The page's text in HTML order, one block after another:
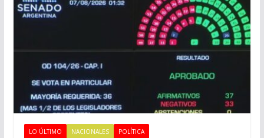
LO ÚLTIMO NACIONALES POLÍTICA